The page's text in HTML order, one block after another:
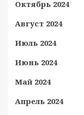
Октябрь 2024
Август 2024
Июль 2024
Июнь 2024
Май 2024
Апрель 2024